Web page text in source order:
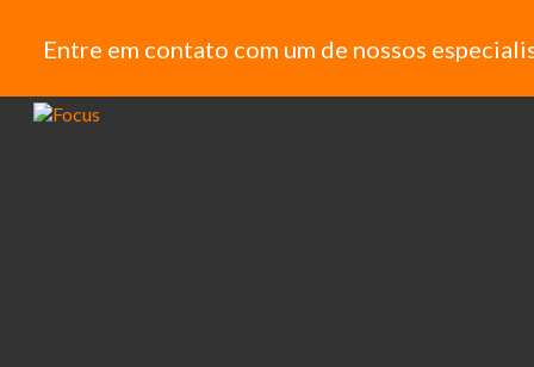
Entre em contato com um de nossos